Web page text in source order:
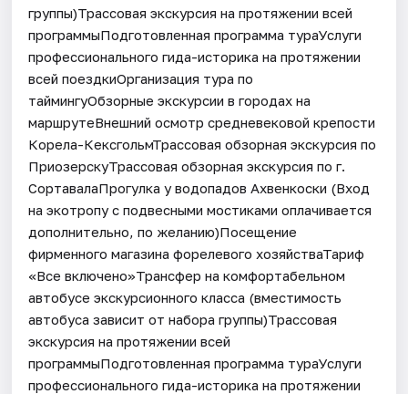
группы)Трассовая экскурсия на протяжении всей
программыПодготовленная программа тураУслуги
профессионального гида-историка на протяжении
всей поездкиОрганизация тура по
таймингуОбзорные экскурсии в городах на
маршрутеВнешний осмотр средневековой крепости
Корела-КексгольмТрассовая обзорная экскурсия по
ПриозерскуТрассовая обзорная экскурсия по г.
СортавалаПрогулка у водопадов Ахвенкоски (Вход
на экотропу с подвесными мостиками оплачивается
дополнительно, по желанию)Посещение
фирменного магазина форелевого хозяйстваТариф
«Все включено»Трансфер на комфортабельном
автобусе экскурсионного класса (вместимость
автобуса зависит от набора группы)Трассовая
экскурсия на протяжении всей
программыПодготовленная программа тураУслуги
профессионального гида-историка на протяжении